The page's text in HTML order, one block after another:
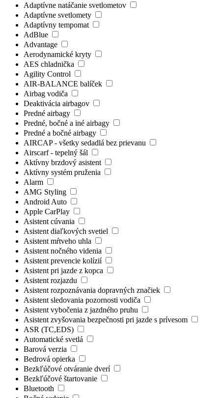
Adaptívne natáčanie svetlometov
Adaptívne svetlomety
Adaptívny tempomat
AdBlue
Advantage
Aerodynamické kryty
AES chladnička
Agility Control
AIR-BALANCE balíček
Airbag vodiča
Deaktivácia airbagov
Predné airbagy
Predné, bočné a iné airbagy
Predné a bočné airbagy
AIRCAP - všetky sedadlá bez prievanu
Airscarf - tepelný šál
Aktívny brzdový asistent
Aktívny systém pruženia
Alarm
AMG Styling
Android Auto
Apple CarPlay
Asistent cúvania
Asistent diaľkových svetiel
Asistent mŕtveho uhla
Asistent nočného videnia
Asistent prevencie kolízií
Asistent pri jazde z kopca
Asistent rozjazdu
Asistent rozpoznávania dopravných značiek
Asistent sledovania pozornosti vodiča
Asistent vybočenia z jazdného pruhu
Asistent zvyšovania bezpečnosti pri jazde s prívesom
ASR (TC,EDS)
Automatické svetlá
Barová verzia
Bedrová opierka
Bezkľúčové otváranie dverí
Bezkľúčové štartovanie
Bluetooth